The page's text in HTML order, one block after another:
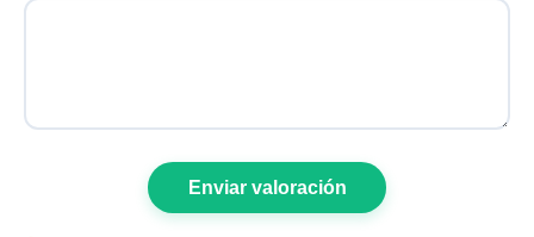
Enviar valoración